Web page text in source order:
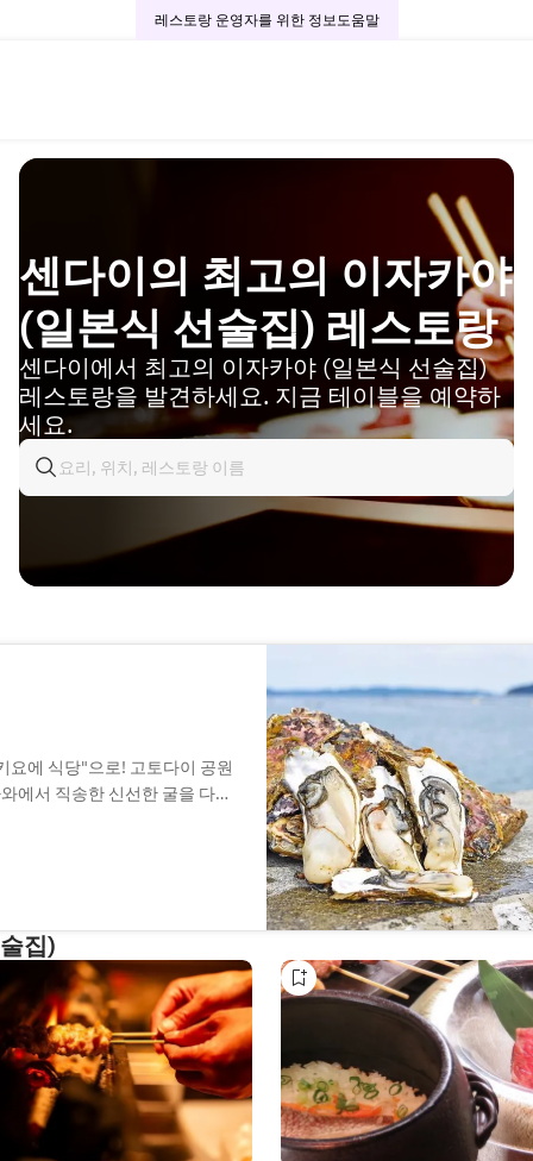
레스토랑 운영자를 위한 정보도움말
센다이의 최고의 이자카야
(일본식 선술집) 레스토랑
센다이에서 최고의 이자카야 (일본식 선술집)
레스토랑을 발견하세요. 지금 테이블을 예약하
세요.
요에 식당"으로! 고토다이 공원
에서 직송한 신선한 굴을 다양
집)